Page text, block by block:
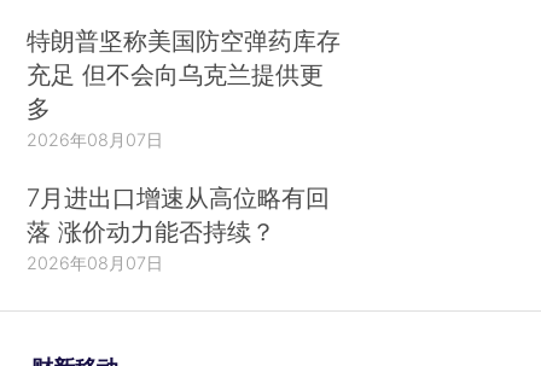
特朗普坚称美国防空弹药库存
充足 但不会向乌克兰提供更
多
2026年08月07日
7月进出口增速从高位略有回
落 涨价动力能否持续？
2026年08月07日